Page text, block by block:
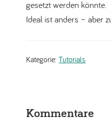
gesetzt werden könnte.
Ideal ist anders – aber
Kategorie:Tutorials
Interaktionen
Kommentare